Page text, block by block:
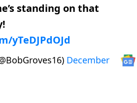
standing on that
yTeDJPdOJd
December